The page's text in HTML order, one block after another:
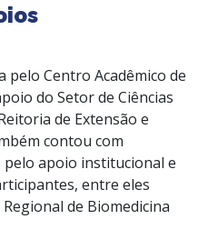
pelo Centro Acadêmico de
do Setor de Ciências
de Extensão e
contou com
apoio institucional e
entre eles
de Biomedicina